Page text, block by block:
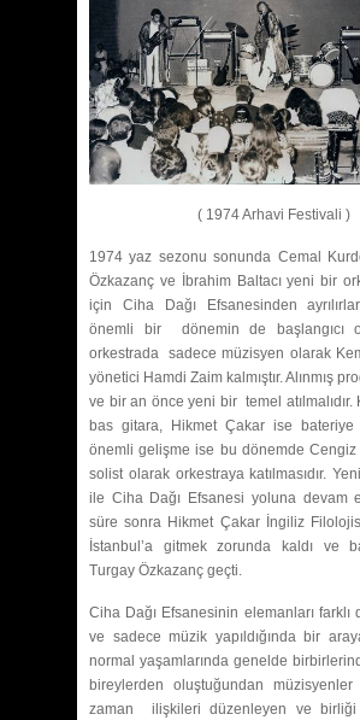
( 1974 Arhavi Festivali )
1974 yaz sezonu sonunda Cemal
Özkazanç ve İbrahim Baltacı yeni bir
için Ciha Dağı Efsanesinden
önemli bir dönemin de başlangıcı
orkestrada sadece müzisyen olarak
yönetici Hamdi Zaim kalmıştır. Alınmış
ve bir an önce yeni bir temel atılmalıdır.
bas gitara, Hikmet Çakar ise bateriye
önemli gelişme ise bu dönemde Cengiz
solist olarak orkestraya katılmasıdır.
ile Ciha Dağı Efsanesi yoluna devam
süre sonra Hikmet Çakar İngiliz
İstanbul’a gitmek zorunda kaldı ve
Turgay Özkazanç geçti.
Ciha Dağı Efsanesinin elemanları farklı
ve sadece müzik yapıldığında bir
normal yaşamlarında genelde
bireylerden oluştuğundan müzisyenler
zaman ilişkileri düzenleyen ve birliği